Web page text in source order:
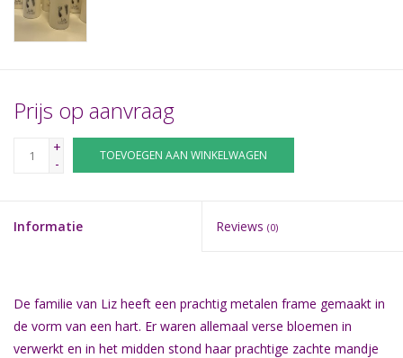
Scandinavië
Prijs op aanvraag
+
-
TOEVOEGEN AAN WINKELWAGEN
Informatie Reviews (0)
De familie van Liz heeft een prachtig metalen frame gemaakt in
de vorm van een hart. Er waren allemaal verse bloemen in
verwerkt en in het midden stond haar prachtige zachte mandje